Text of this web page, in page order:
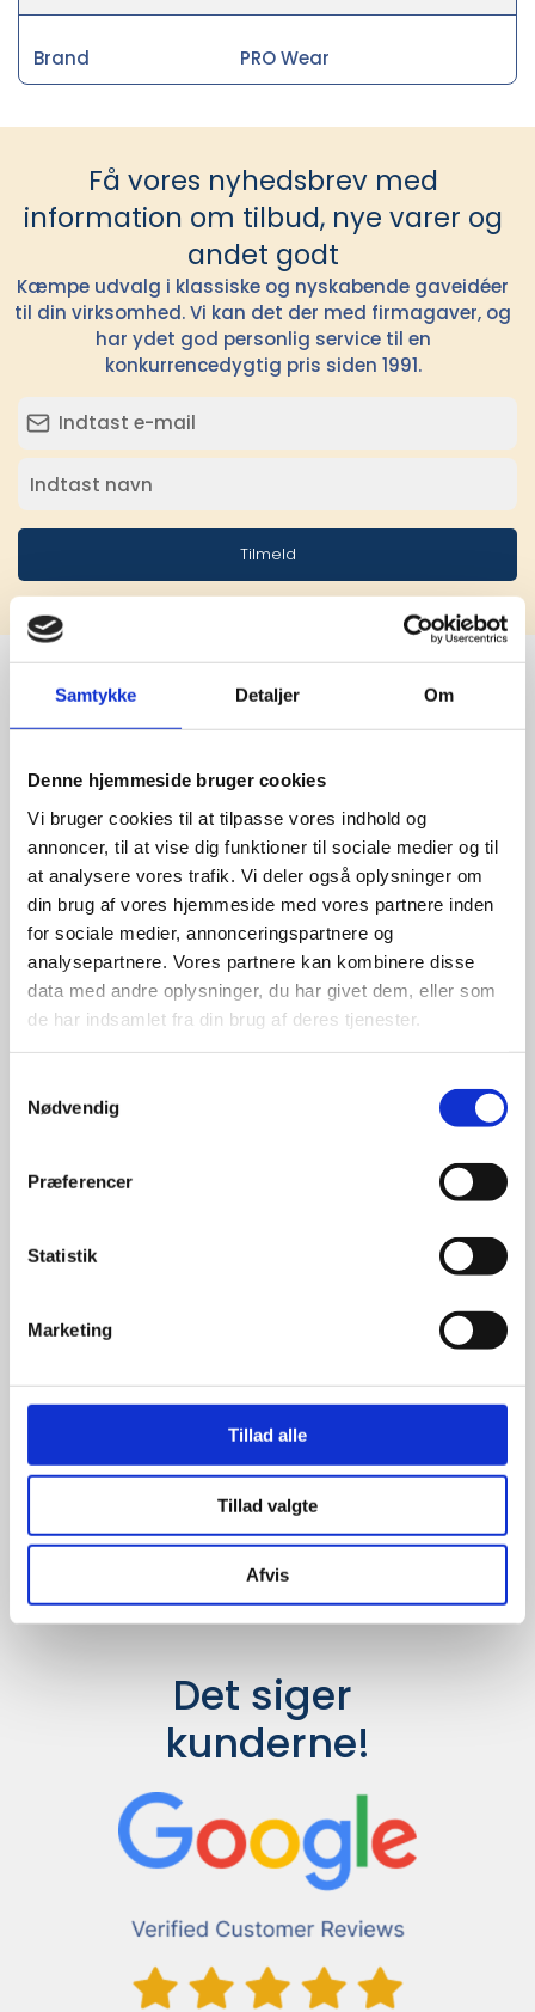
Samtykke Detaljer Om
Denne hjemmeside bruger cookies
Vi bruger cookies til at tilpasse vores indhold og
annoncer, til at vise dig funktioner til sociale medier og til
at analysere vores trafik. Vi deler også oplysninger om
din brug af vores hjemmeside med vores partnere inden
for sociale medier, annonceringspartnere og
analysepartnere. Vores partnere kan kombinere disse
data med andre oplysninger, du har givet dem, eller som
de har indsamlet fra din brug af deres tjenester.
Nødvendig
Præferencer
Statistik
Marketing
Tillad alle
Tillad valgte
Afvis
Brand PRO Wear
Få vores nyhedsbrev med
information om tilbud, nye varer og
andet godt
Kæmpe udvalg i klassiske og nyskabende gaveidéer
til din virksomhed. Vi kan det der med firmagaver, og
har ydet god personlig service til en
konkurrencedygtig pris siden 1991.
Tilmeld
Stærke
leverandører
giver større
udvalg
For at sikre høj kvalitet og stor
leveringssikkerhed samarbejder vi
med de største og mest
anerkendte leverandører inden for
promotion.
Udvalget er langt større, så har I en
idé til et konkret produkt, eller et
helt særligt ønske, så send en
forespørgsel tilinfo@syddesign.dk,
så finder vi det helt rigtige produkt
til en konkurrence dygtig pris.
Det siger
kunderne!